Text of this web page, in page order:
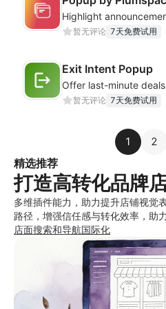
暂无评论 7天免费试用
Exit Intent Popup
暂无评论 7天免费试用
1 2
精选推荐
打造高转化品牌
多维插件能力，助力提升店铺视觉
路径，增强信任感与转化效率，助
店面搜索和导航国际化